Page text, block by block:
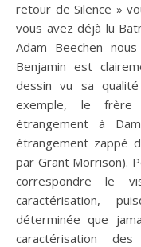
retour de Silence »
vous avez déjà lu
Adam Beechen
Benjamin est
dessin vu sa
exemple, le frère
étrangement à
étrangement zappé
par Grant Morrison).
correspondre le
caractérisation,
déterminée que
caractérisation